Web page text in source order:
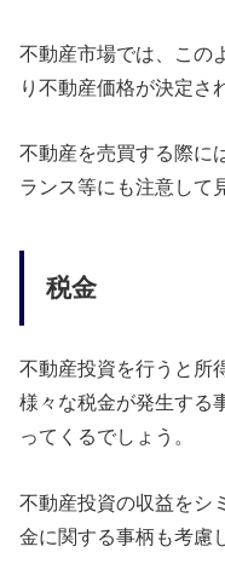
不動産市場では、この
り不動産価格が決定さ
不動産を売買する際に
ランス等にも注意して
税金
不動産投資を行うと所
様々な税金が発生する
ってくるでしょう。
不動産投資の収益をシ
金に関する事柄も考慮